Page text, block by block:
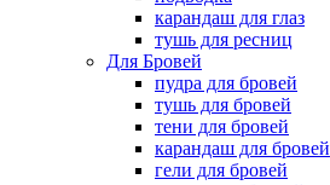
карандаш для глаз
тушь для ресниц
Для Бровей
пудра для бровей
тушь для бровей
тени для бровей
карандаш для бровей
гели для бровей